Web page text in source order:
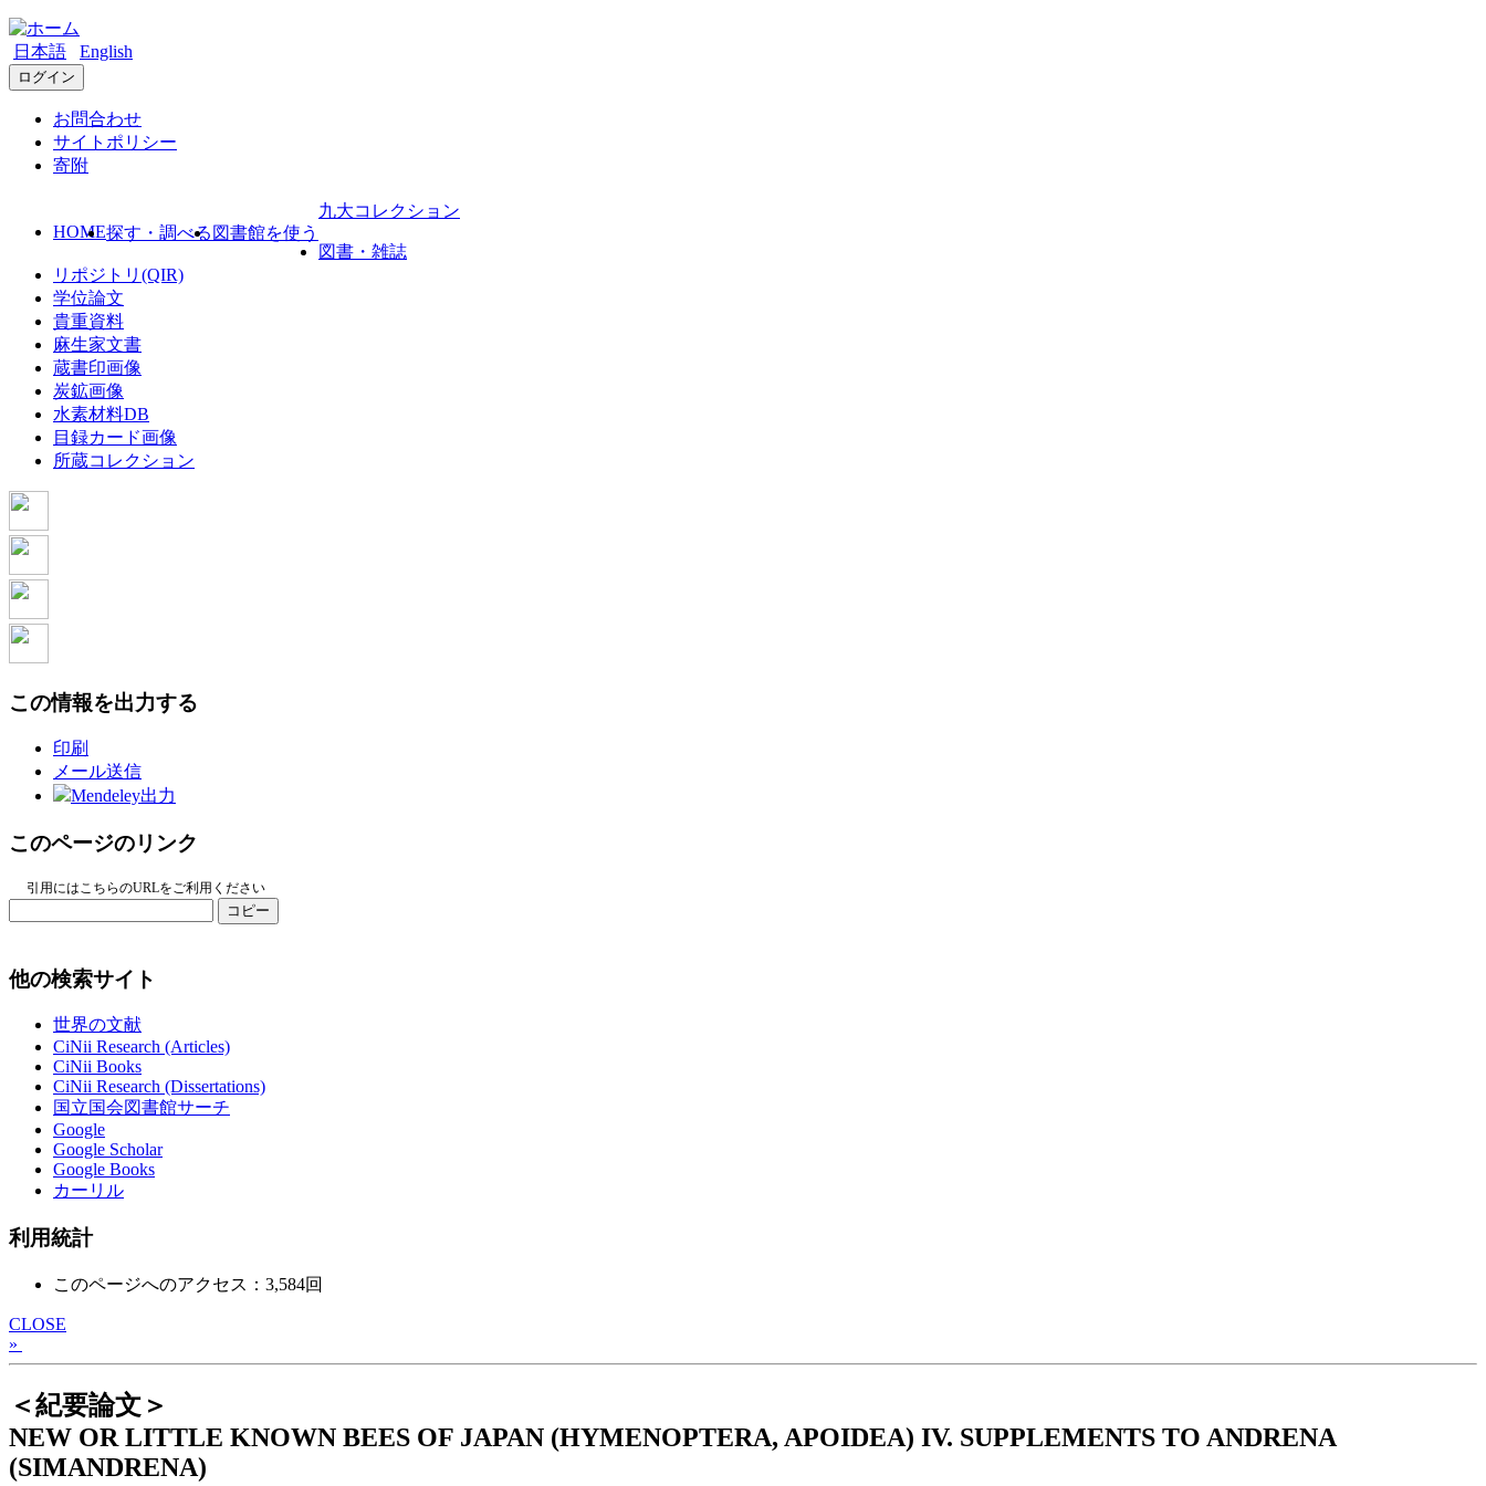
日本語 English
ログイン
お問合わせ
サイトポリシー
寄附
HOME探す・調べる 図書館を使う
九大コレクション
図書・雑誌
リポジトリ(QIR)
学位論文
貴重資料
麻生家文書
蔵書印画像
炭鉱画像
水素材料DB
目録カード画像
所蔵コレクション
この情報を出力する
印刷
メール送信
Mendeley出力
このページのリンク
引用にはこちらのURLをご利用ください
コピー
他の検索サイト
世界の文献
CiNii Research (Articles)
CiNii Books
CiNii Research (Dissertations)
国立国会図書館サーチ
Google
Google Scholar
Google Books
カーリル
利用統計
このページへのアクセス：3,584回
CLOSE
»
＜紀要論文＞
NEW OR LITTLE KNOWN BEES OF JAPAN (HYMENOPTERA, APOIDEA) IV. SUPPLEMENTS TO ANDRENA
(SIMANDRENA)